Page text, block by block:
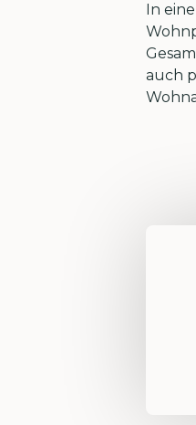
In
auch